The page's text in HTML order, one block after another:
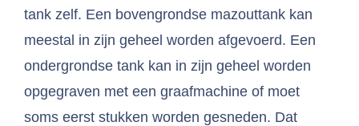
tank zelf. Een bovengrondse mazouttank kan
meestal in zijn geheel worden afgevoerd. Een
ondergrondse tank kan in zijn geheel worden
opgegraven met een graafmachine of moet
soms eerst stukken worden gesneden. Dat